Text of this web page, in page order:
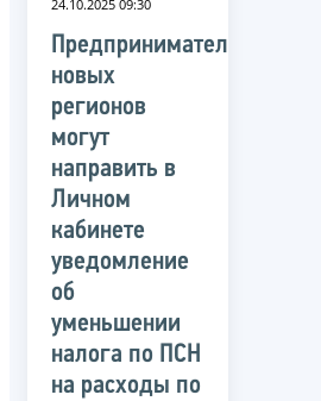
24.10.2025 09:30
Предприниматели
новых
регионов
могут
направить в
Личном
кабинете
уведомление
об
уменьшении
налога по ПСН
на расходы по